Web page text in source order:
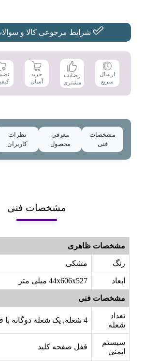
شرایط مرجوعی کالا و
ارسال
سریع
رضایت
مشتری
خرید
آسان
مشخصات
فنی
معرفی
محصول
نظرات
کاربران
مشخصات فنی
مشخصات ظاهری
رنگ مشکی
ابعاد 44x606x527 میلی متر
مشخصات فنی
تعداد
شعله
سیستم
ایمنی
قفل صفحه کلید